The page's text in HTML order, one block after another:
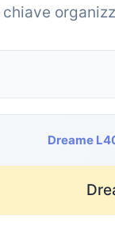
Dreame